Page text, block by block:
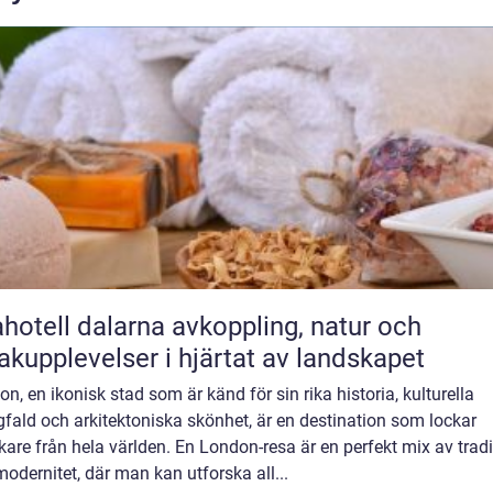
dalarna avkoppling, natur och
i hjärtat av landskapet
en ikonisk stad som är känd för sin rika historia, kulturella
och arkitektoniska skönhet, är en destination som lockar
från hela världen. En London-resa är en perfekt mix av
där man kan utforska all...